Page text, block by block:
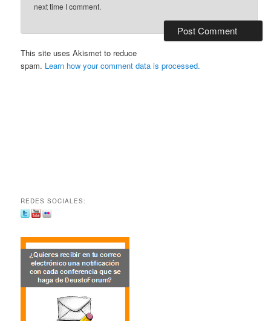
next time I comment.
This site uses Akismet to reduce
spam. Learn how your comment data is processed.
REDES SOCIALES: